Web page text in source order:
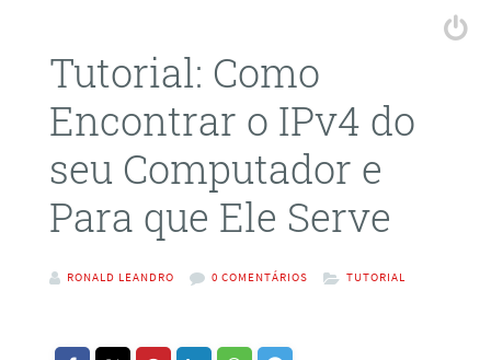
Tutorial: Como
Encontrar o IPv4 do
seu Computador e
Para que Ele Serve
RONALD LEANDRO 0 COMENTÁRIOS TUTORIAL